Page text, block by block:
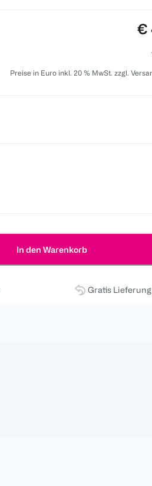
€
Preise in Euro inkl. 20 % MwSt. zzgl.
In den Warenkorb
Gratis